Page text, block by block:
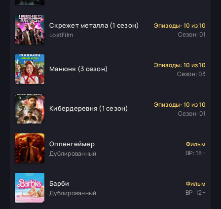
Скрежет металла (1 сезон)
LostFilm
Эпизоды: 10 из 10
Сезон: 01
Манюня (3 сезон)
Эпизоды: 10 из 10
Сезон: 03
Кибердеревня (1 сезон)
Эпизоды: 10 из 10
Сезон: 01
Оппенгеймер
Дублированный
Фильм
ВР: 18+
Барби
Дублированный
Фильм
ВР: 12+